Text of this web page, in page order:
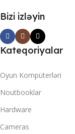
Bizi izləyin
Kateqoriyalar
Oyun Kompüterləri
Noutbooklar
Hardware
Cameras